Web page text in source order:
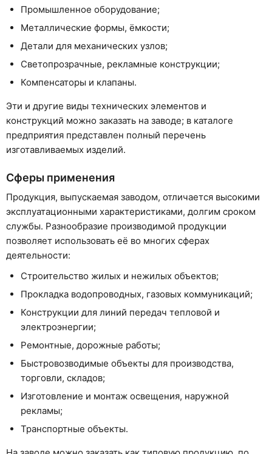
Промышленное оборудование;
Металлические формы, ёмкости;
Детали для механических узлов;
Светопрозрачные, рекламные конструкции;
Компенсаторы и клапаны.
Эти и другие виды технических элементов и
конструкций можно заказать на заводе; в каталоге
предприятия представлен полный перечень
изготавливаемых изделий.
Сферы применения
Продукция, выпускаемая заводом, отличается высокими
эксплуатационными характеристиками, долгим сроком
службы. Разнообразие производимой продукции
позволяет использовать её во многих сферах
деятельности:
Строительство жилых и нежилых объектов;
Прокладка водопроводных, газовых коммуникаций;
Конструкции для линий передач тепловой и
электроэнергии;
Ремонтные, дорожные работы;
Быстровозводимые объекты для производства,
торговли, складов;
Изготовление и монтаж освещения, наружной
рекламы;
Транспортные объекты.